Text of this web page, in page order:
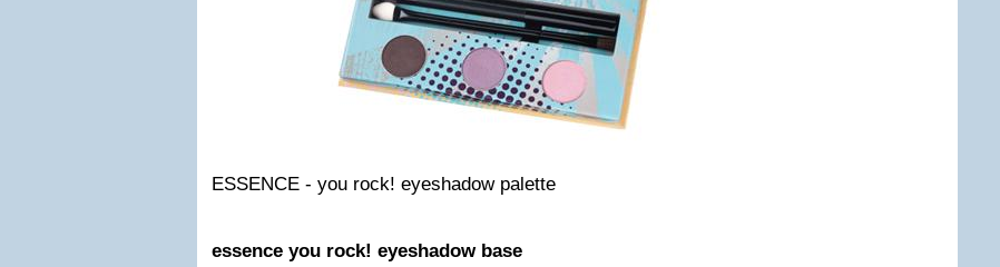
ESSENCE - you rock! eyeshadow palette
essence you rock! eyeshadow base